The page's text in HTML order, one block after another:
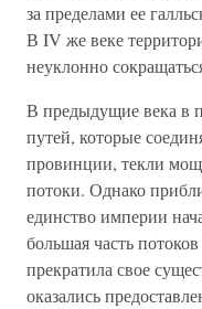
за пределами ее
В IV же веке
неуклонно
В предыдущие века в
путей, которые
провинции, текли
потоки. Однако
единство империи
большая часть
прекратила свое
оказались